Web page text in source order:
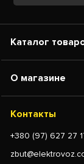
Каталог
О магазине
Контакты
+380 (97) 627 27